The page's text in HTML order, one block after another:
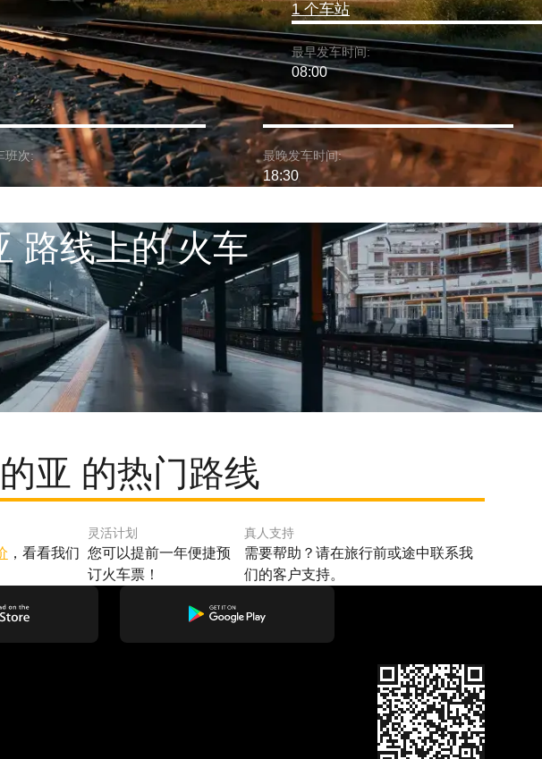
1 个车站
最早发车时间:
08:00
班次: 最晚发车时间:
18:30
路线上的 火车
亚 的热门路线
，看看我们
灵活计划
您可以提前一年便捷预
订火车票！
真人支持
需要帮助？请在旅行前或途中联系我
们的客户支持。